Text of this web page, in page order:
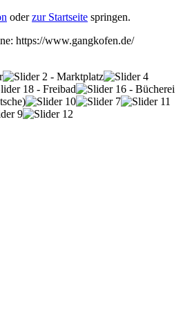
oderzur Startseite springen.
https://www.gangkofen.de/